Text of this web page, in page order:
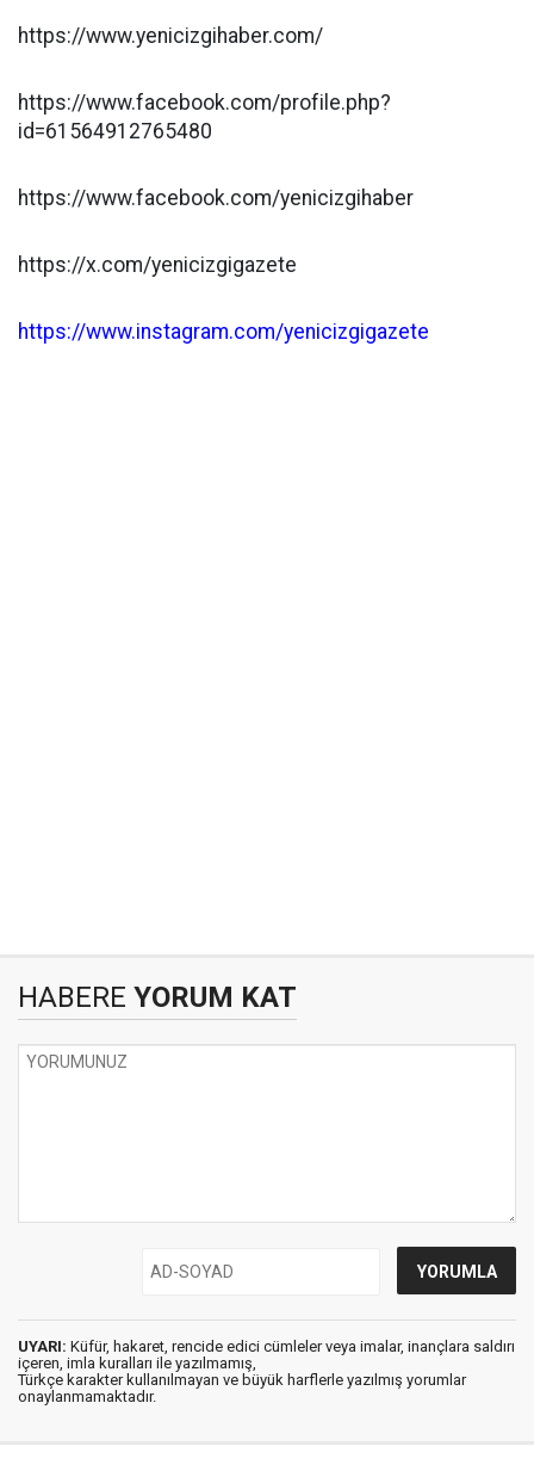
https://www.yenicizgihaber.com/
https://www.facebook.com/profile.php?
id=61564912765480
https://www.facebook.com/yenicizgihaber
https://x.com/yenicizgigazete
https://www.instagram.com/yenicizgigazete
HABERE YORUM KAT
UYARI: Küfür, hakaret, rencide edici cümleler veya imalar, inançlara saldırı
içeren, imla kuralları ile yazılmamış,
Türkçe karakter kullanılmayan ve büyük harflerle yazılmış yorumlar
onaylanmamaktadır.